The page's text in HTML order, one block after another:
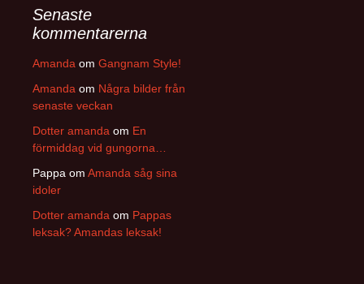
Senaste
kommentarerna
Amanda om Gangnam Style!
Amanda om Några bilder från
senaste veckan
Dotter amanda om En
förmiddag vid gungorna…
Pappa om Amanda såg sina
idoler
Dotter amanda om Pappas
leksak? Amandas leksak!